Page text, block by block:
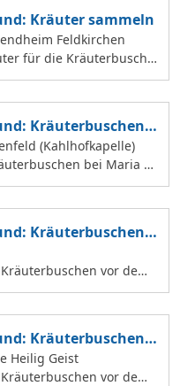
Kräuter sammeln
Feldkirchen
für die Kräuterbusche
binden und an Mar
Feldkirchen.
Kräuterbuschen b
(Kahlhofkapelle)
bei Maria a
viele Helferinnen z
Kräuterbuschen verkauf
Kräuterbuschen V
vor dem
der Hofkirche.
Kräuterbuschen V
Heilig Geist
vor dem